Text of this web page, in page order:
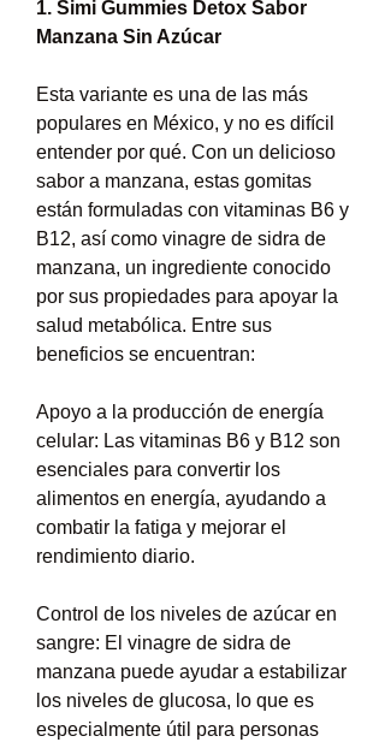
1. Simi Gummies Detox Sabor
Manzana Sin Azúcar
Esta variante es una de las más
populares en México, y no es difícil
entender por qué. Con un delicioso
sabor a manzana, estas gomitas
están formuladas con vitaminas B6 y
B12, así como vinagre de sidra de
manzana, un ingrediente conocido
por sus propiedades para apoyar la
salud metabólica. Entre sus
beneficios se encuentran:
Apoyo a la producción de energía
celular: Las vitaminas B6 y B12 son
esenciales para convertir los
alimentos en energía, ayudando a
combatir la fatiga y mejorar el
rendimiento diario.
Control de los niveles de azúcar en
sangre: El vinagre de sidra de
manzana puede ayudar a estabilizar
los niveles de glucosa, lo que es
especialmente útil para personas